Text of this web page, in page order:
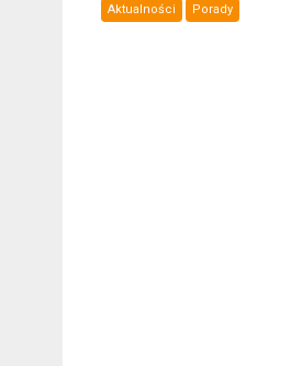
Aktualności Porady